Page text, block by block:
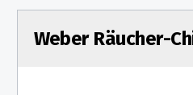
Weber Räucher-